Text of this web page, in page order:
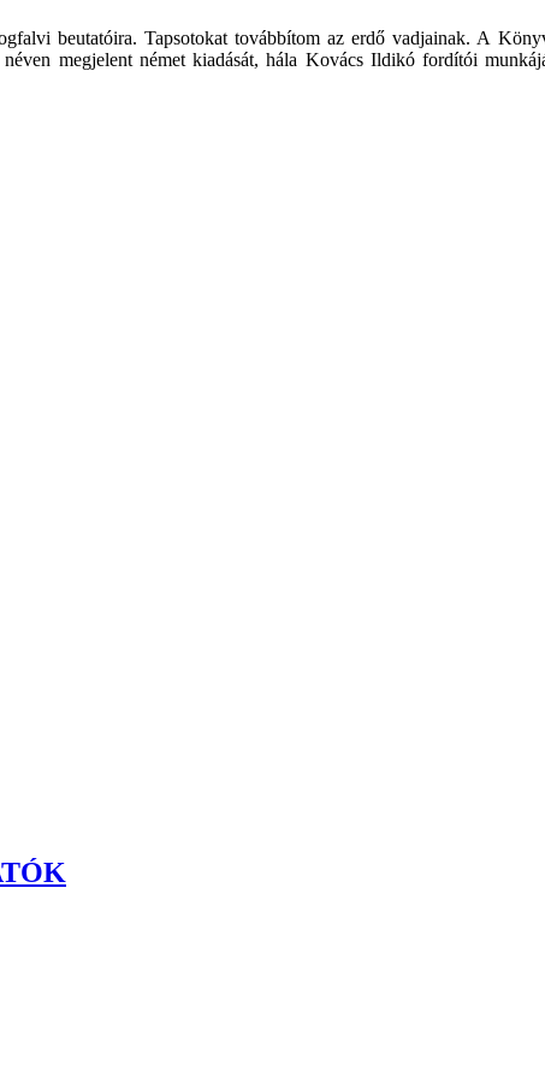
beutatóira. Tapsotokat továbbítom az erdő vadjainak. A
megjelent német kiadását, hála Kovács Ildikó fordítói